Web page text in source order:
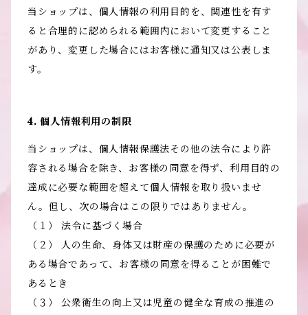
当ショップは、個人情報の利用目的を、関連性を有す
ると合理的に認められる範囲内において変更すること
があり、変更した場合にはお客様に通知又は公表しま
す。
4. 個人情報利用の制限
当ショップは、個人情報保護法その他の法令により許
容される場合を除き、お客様の同意を得ず、利用目的の
達成に必要な範囲を超えて個人情報を取り扱いませ
ん。但し、次の場合はこの限りではありません。
（１） 法令に基づく場合
（２） 人の生命、身体又は財産の保護のために必要が
ある場合であって、お客様の同意を得ることが困難で
あるとき
（３） 公衆衛生の向上又は児童の健全な育成の推進の